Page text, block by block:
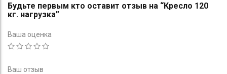
Будьте первым кто оставит отзыв на “Кресло 120
кг. нагрузка”
Ваша оценка
Ваш отзыв